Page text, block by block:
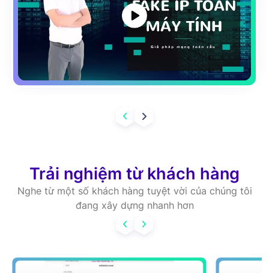
Trải nghiệm từ khách hàng
Nghe từ một số khách hàng tuyệt vời của chúng tôi
đang xây dựng nhanh hơn